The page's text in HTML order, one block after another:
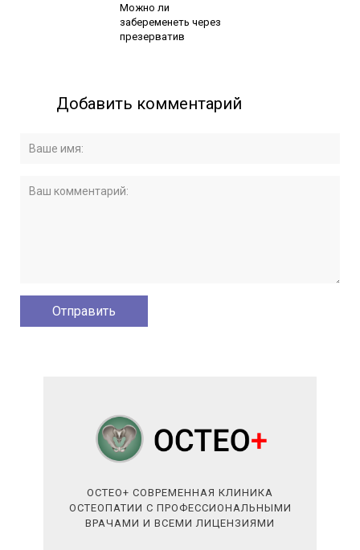
Можно ли
забеременеть через
презерватив
Добавить комментарий
ОСТЕО+ СОВРЕМЕННАЯ КЛИНИКА
ОСТЕОПАТИИ С ПРОФЕССИОНАЛЬНЫМИ
ВРАЧАМИ И ВСЕМИ ЛИЦЕНЗИЯМИ